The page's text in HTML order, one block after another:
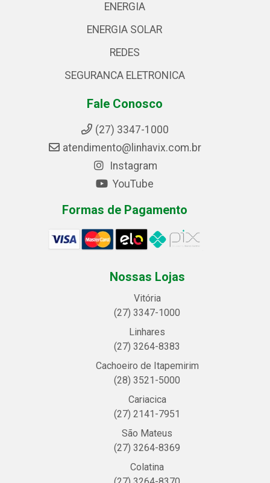
ENERGIA
ENERGIA SOLAR
REDES
SEGURANCA ELETRONICA
Fale Conosco
(27) 3347-1000
atendimento@linhavix.com.br
Instagram
YouTube
Formas de Pagamento
Nossas Lojas
Vitória
(27) 3347-1000
Linhares
(27) 3264-8383
Cachoeiro de Itapemirim
(28) 3521-5000
Cariacica
(27) 2141-7951
São Mateus
(27) 3264-8369
Colatina